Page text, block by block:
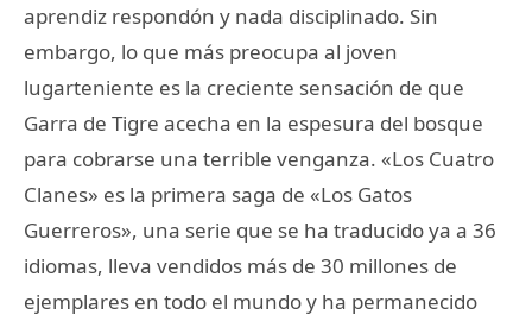
aprendiz respondón y nada disciplinado. Sin
embargo, lo que más preocupa al joven
lugarteniente es la creciente sensación de que
Garra de Tigre acecha en la espesura del bosque
para cobrarse una terrible venganza. «Los Cuatro
Clanes» es la primera saga de «Los Gatos
Guerreros», una serie que se ha traducido ya a 36
idiomas, lleva vendidos más de 30 millones de
ejemplares en todo el mundo y ha permanecido